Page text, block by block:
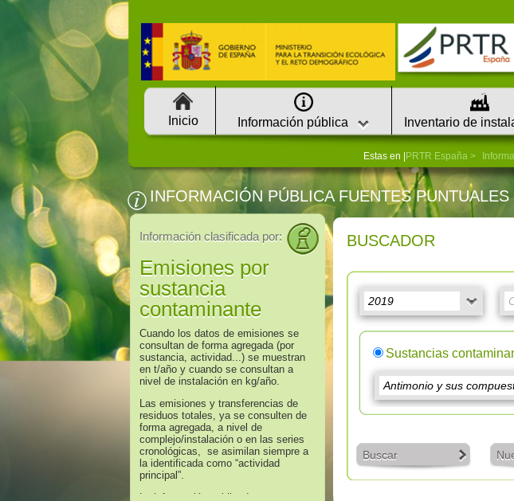
Inicio Información pública Inventario de
Estas en | PRTR España
INFORMACIÓN PÚBLICA FUENTES PUNTUALES
Información clasificada por:
Emisiones por
sustancia
contaminante
Cuando los datos de emisiones se
consultan de forma agregada (por
sustancia, actividad...) se muestran
en t/año y cuando se consultan a
nivel de instalación en kg/año.
Las emisiones y transferencias de
residuos totales, ya se consulten de
forma agregada, a nivel de
complejo/instalación o en las series
cronológicas, se asimilan siempre a
la identificada como “actividad
principal”.
La información publicada en
BUSCADOR
Sustancias
Buscar